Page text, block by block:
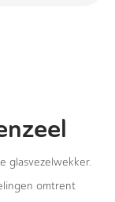
glasvezelwekker.
omtrent